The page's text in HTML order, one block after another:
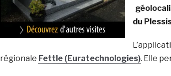
du
régionale Fettle (Euratechnologies). Elle